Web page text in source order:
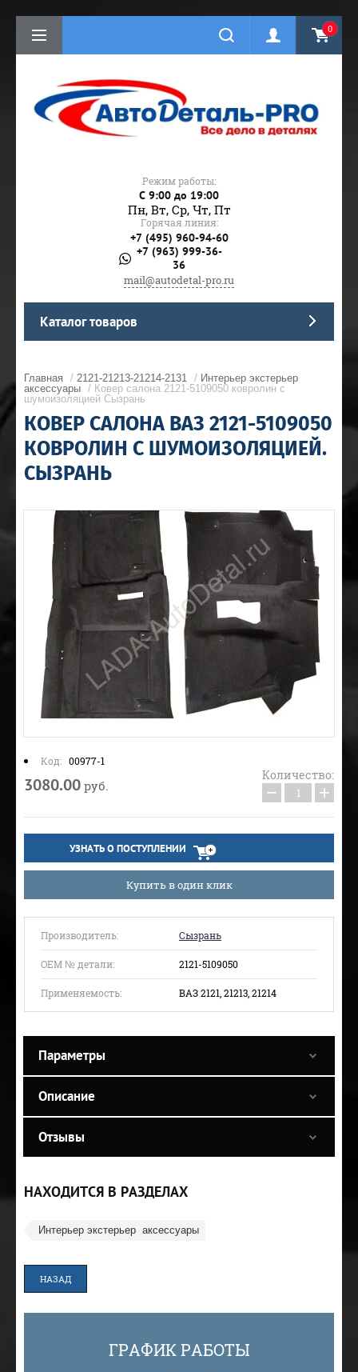
0
Режим работы:
C 9:00 до 19:00
Пн, Вт, Ср, Чт, Пт
Горячая линия:
+7 (495) 960-94-60
+7 (963) 999-36-
36
mail@autodetal-pro.ru
Каталог товаров
Главная / 2121-21213-21214-2131 / Интерьер экстерьер
аксессуары / Ковер салона 2121-5109050 ковролин с
шумоизоляцией Сызрань
КОВЕР САЛОНА ВАЗ 2121-5109050
КОВРОЛИН С ШУМОИЗОЛЯЦИЕЙ.
СЫЗРАНЬ
Код: 00977-1
3080.00 руб.
Количество:
− +
УЗНАТЬ О ПОСТУПЛЕНИИ
Купить в один клик
Производитель: Сызрань
ОЕМ № детали: 2121-5109050
Применяемость: ВАЗ 2121, 21213, 21214
Параметры
Описание
Отзывы
НАХОДИТСЯ В РАЗДЕЛАХ
Интерьер экстерьер  аксессуары
НАЗАД
ГРАФИК РАБОТЫ